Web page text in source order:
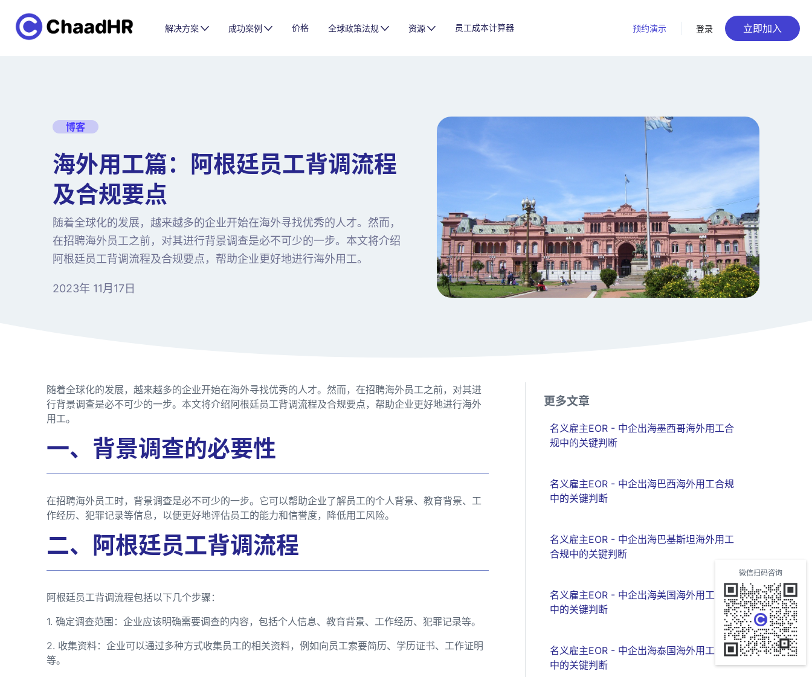
解决方案 成功案例 价格 全球政策法规 资源 员工成本计算器 预约演示 登录 立即加入
博客
海外用工篇：阿根廷员工背调流程
及合规要点
随着全球化的发展，越来越多的企业开始在海外寻找优秀的人才。然而，
在招聘海外员工之前，对其进行背景调查是必不可少的一步。本文将介绍
阿根廷员工背调流程及合规要点，帮助企业更好地进行海外用工。
2023年 11月17日
随着全球化的发展，越来越多的企业开始在海外寻找优秀的人才。然而，在招聘海外员工之前，对其进
行背景调查是必不可少的一步。本文将介绍阿根廷员工背调流程及合规要点，帮助企业更好地进行海外
用工。
一、背景调查的必要性
在招聘海外员工时，背景调查是必不可少的一步。它可以帮助企业了解员工的个人背景、教育背景、工
作经历、犯罪记录等信息，以便更好地评估员工的能力和信誉度，降低用工风险。
二、阿根廷员工背调流程
阿根廷员工背调流程包括以下几个步骤：
1. 确定调查范围：企业应该明确需要调查的内容，包括个人信息、教育背景、工作经历、犯罪记录等。
2. 收集资料：企业可以通过多种方式收集员工的相关资料，例如向员工索要简历、学历证书、工作证明
等。
更多文章
名义雇主EOR - 中企出海墨西哥海外用工合
规中的关键判断
名义雇主EOR - 中企出海巴西海外用工合规
中的关键判断
名义雇主EOR - 中企出海巴基斯坦海外用工
合规中的关键判断
名义雇主EOR - 中企出海美国海外用工合规
中的关键判断
名义雇主EOR - 中企出海泰国海外用工合规
中的关键判断
微信扫码咨询